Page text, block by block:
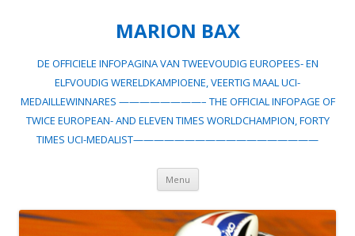
MARION BAX
DE OFFICIELE INFOPAGINA VAN TWEEVOUDIG EUROPEES- EN
ELFVOUDIG WERELDKAMPIOENE, VEERTIG MAAL UCI-
MEDAILLEWINNARES ————————– THE OFFICIAL INFOPAGE OF
TWICE EUROPEAN- AND ELEVEN TIMES WORLDCHAMPION, FORTY
TIMES UCI-MEDALIST——————————————————
Menu Spring
inhoud